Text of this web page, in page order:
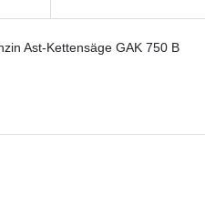
Ast-Kettensäge GAK 750 B